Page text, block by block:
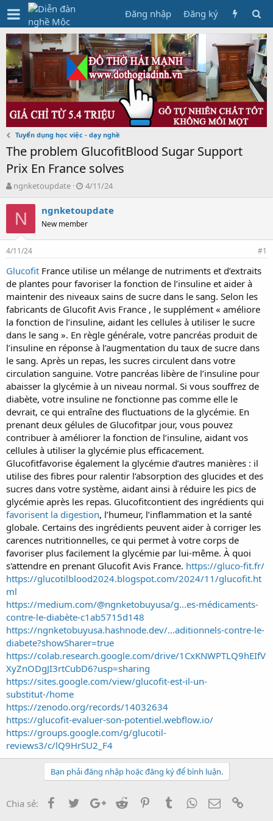
Đăng nhập Đăng ký
Tuyển dụng học việc - dạy nghề
The problem GlucofitBlood Sugar Support
Prix En France solves
T
r
e
d
s
a
r
t
e
ngnketoupdate
N
à
y
g
ử
4/11/24
N ngnketoupdate
New member
4/11/24 #1
Glucofit France utilise un mélange de nutriments et d’extraits
de plantes pour favoriser la fonction de l’insuline et aider à
maintenir des niveaux sains de sucre dans le sang. Selon les
fabricants de Glucofit Avis France , le supplément « améliore
la fonction de l’insuline, aidant les cellules à utiliser le sucre
dans le sang ». En règle générale, votre pancréas produit de
l’insuline en réponse à l’augmentation du taux de sucre dans
le sang. Après un repas, les sucres circulent dans votre
circulation sanguine. Votre pancréas libère de l’insuline pour
abaisser la glycémie à un niveau normal. Si vous souffrez de
diabète, votre insuline ne fonctionne pas comme elle le
devrait, ce qui entraîne des fluctuations de la glycémie. En
prenant deux gélules de Glucofitpar jour, vous pouvez
contribuer à améliorer la fonction de l’insuline, aidant vos
cellules à utiliser la glycémie plus efficacement.
Glucofitfavorise également la glycémie d’autres manières : il
utilise des fibres pour ralentir l’absorption des glucides et des
sucres dans votre système, aidant ainsi à réduire les pics de
glycémie après les repas. Glucofitcontient des ingrédients qui
favorisent la digestion, l’humeur, l’inflammation et la santé
globale. Certains des ingrédients peuvent aider à corriger les
carences nutritionnelles, ce qui permet à votre corps de
favoriser plus facilement la glycémie par lui-même. À quoi
s'attendre en prenant Glucofit Avis France. https://gluco-fit.fr/
https://glucotilblood2024.blogspot.com/2024/11/glucofit.ht
ml
https://medium.com/@ngnketobuyusa/g...es-médicaments-
contre-le-diabète-c1ab5715d148
https://ngnketobuyusa.hashnode.dev/...aditionnels-contre-le-
diabete?showSharer=true
https://colab.research.google.com/drive/1CxKNWPTLQ9hEIfV
XyZnODgJI3rtCubD6?usp=sharing
https://sites.google.com/view/glucofit-est-il-un-
substitut-/home
https://zenodo.org/records/14032634
https://glucofit-evaluer-son-potentiel.webflow.io/
https://groups.google.com/g/glucotil-
reviews3/c/lQ9HrSU2_F4
Bạn phải đăng nhập hoặc đăng ký để bình luận.
Chia sẻ: FacebookTwitterGoogle+
Reddit PinterestTumblrWhatsApp
Email